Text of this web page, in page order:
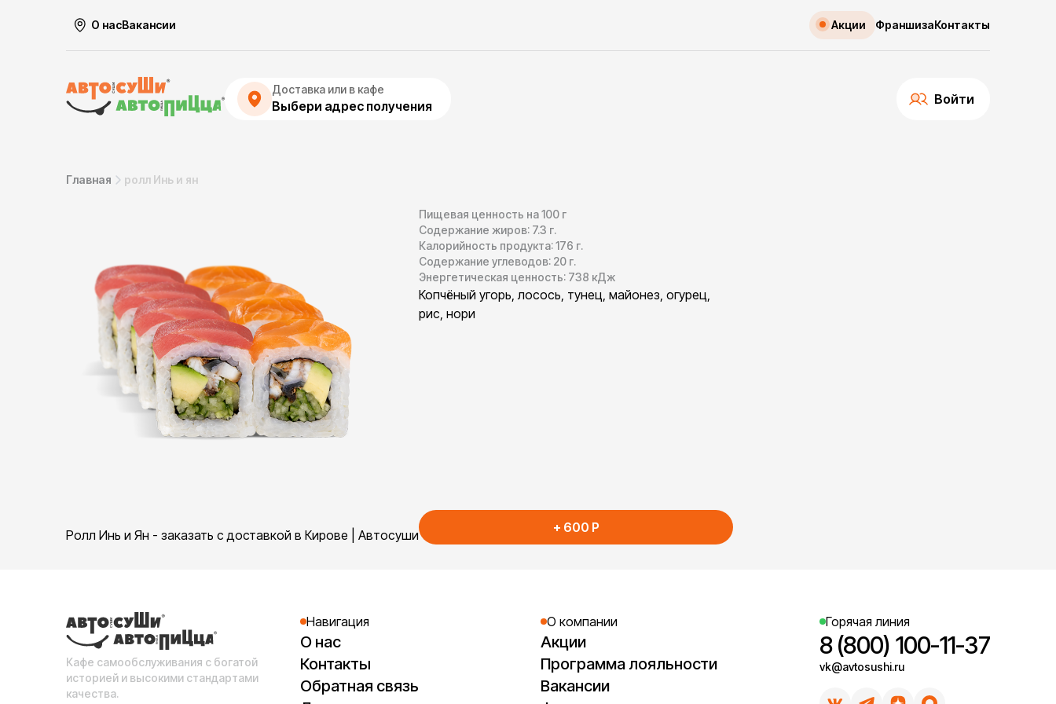
О насВакансии Акции ФраншизаКонтакты
Доставка или в кафе
Выбери адрес получения Войти
Главная ролл Инь и ян
Ролл Инь и Ян - заказать с доставкой в Кирове | Автосуши
Пищевая ценность на 100 г
Содержание жиров: 7.3 г.
Калорийность продукта:176 г.
Содержание углеводов: 20 г.
Энергетическая ценность: 738 кДж
Копчёный угорь, лосось, тунец, майонез, огурец,
рис, нори
+ 600 P
Кафе самообслуживания с богатой
историей и высокими стандартами
качества.
Навигация
О нас
Контакты
Обратная связь
О компании
Акции
Программа лояльности
Вакансии
Горячая линия
8 (800) 100-11-37
vk@avtosushi.ru